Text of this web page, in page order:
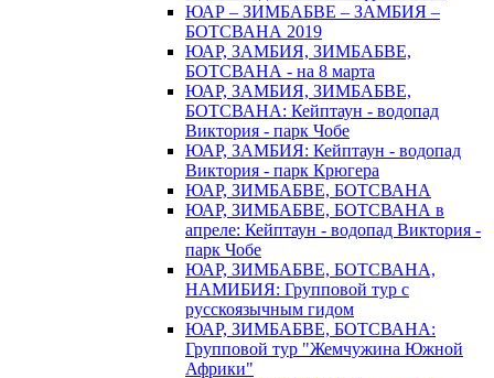
ЮАР – ЗИМБАБВЕ – ЗАМБИЯ –
БОТСВАНА 2019
ЮАР, ЗАМБИЯ, ЗИМБАБВЕ,
БОТСВАНА - на 8 марта
ЮАР, ЗАМБИЯ, ЗИМБАБВЕ,
БОТСВАНА: Кейптаун - водопад
Виктория - парк Чобе
ЮАР, ЗАМБИЯ: Кейптаун - водопад
Виктория - парк Крюгера
ЮАР, ЗИМБАБВЕ, БОТСВАНА
ЮАР, ЗИМБАБВЕ, БОТСВАНА в
апреле: Кейптаун - водопад Виктория -
парк Чобе
ЮАР, ЗИМБАБВЕ, БОТСВАНА,
НАМИБИЯ: Групповой тур с
русскоязычным гидом
ЮАР, ЗИМБАБВЕ, БОТСВАНА:
Групповой тур "Жемчужина Южной
Африки"